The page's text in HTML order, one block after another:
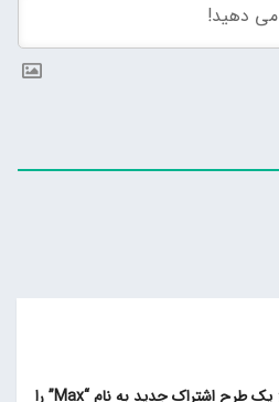
آنتروپیک امروز یک طرح اشتراک جدید به نام “Max” را